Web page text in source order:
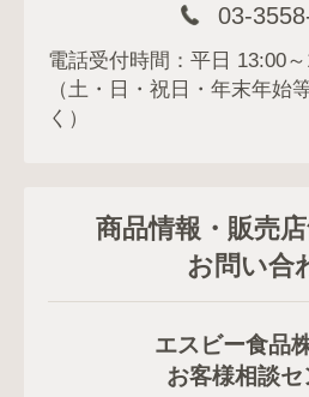
03-
電話受付時間：平日 13:00
（土・日・祝日・年末年始
く）
商品情報・販売
お問い合
エスビー食品
お客様相談セ